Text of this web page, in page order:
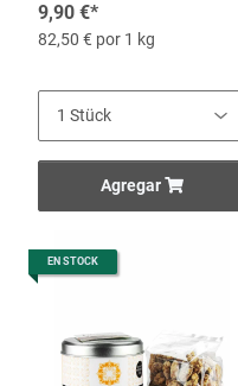
Chocolate y Naranja, 120-g-
Dose
9,90 €*
82,50 € por 1 kg
Agregar
EN STOCK